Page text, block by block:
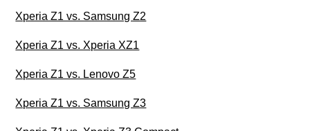
Xperia Z1 vs. Samsung Z2
Xperia Z1 vs. Xperia XZ1
Xperia Z1 vs. Lenovo Z5
Xperia Z1 vs. Samsung Z3